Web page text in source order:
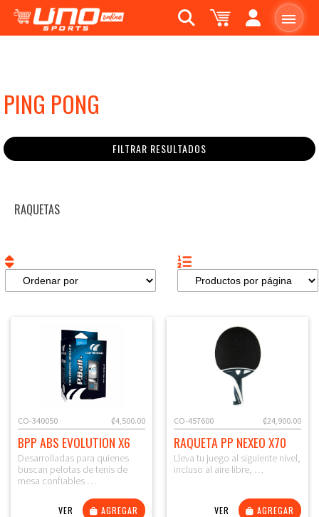
PING PONG
FILTRAR RESULTADOS
RAQUETAS
₡4,500.00
CO-340050
BPP ABS EVOLUTION X6
Desarrolladas para quienes
buscan pelotas de tenis de
mesa confiables …
VER AGREGAR
₡24,900.00
CO-457600
RAQUETA PP NEXEO X70
Lleva tu juego al siguiente nivel,
incluso al aire libre, …
VER AGREGAR